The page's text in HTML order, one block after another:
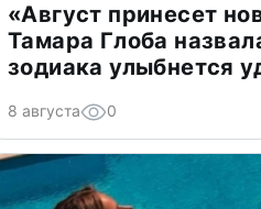
«Август принесет
Тамара Глоба
зодиака улыбнется
8 августа 0